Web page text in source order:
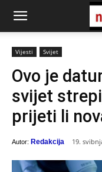
Vijesti Svijet
Ovo je
svijet
prijeti li
Autor: Redakcija 19.